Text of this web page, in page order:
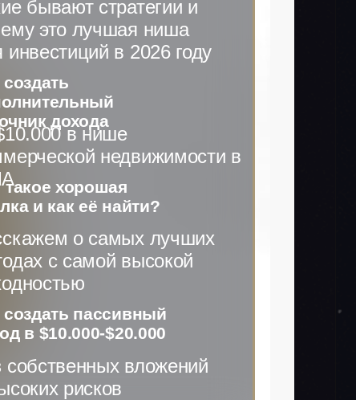
создать
дохода
такое хорошая
и как её найти?
создать пассивный
в $10.000-$20.000
бывают стратегии и
это лучшая ниша
инвестиций в 2026 году
в нише
недвижимости в
о самых лучших
с самой высокой
собственных вложений
рисков